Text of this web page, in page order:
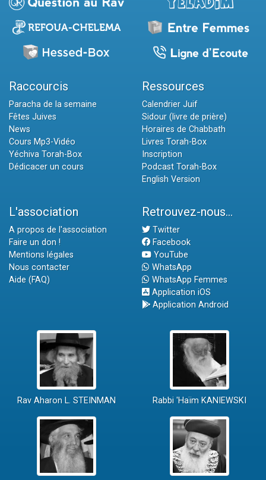
Raccourcis
Paracha de la semaine
Fêtes Juives
News
Cours Mp3-Vidéo
Yéchiva Torah-Box
Dédicacer un cours
Ressources
Calendrier Juif
Sidour (livre de prière)
Horaires de Chabbath
Livres Torah-Box
Inscription
Podcast Torah-Box
English Version
L'association
A propos de l'association
Faire un don !
Mentions légales
Nous contacter
Aide (FAQ)
Retrouvez-nous...
Twitter
Facebook
YouTube
WhatsApp
WhatsApp Femmes
Application iOS
Application Android
Rav Aharon L. STEINMAN Rabbi 'Haïm KANIEWSKI